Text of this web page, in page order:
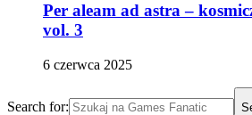
Per aleam ad astra –
vol. 3
6 czerwca 2025
Search for: